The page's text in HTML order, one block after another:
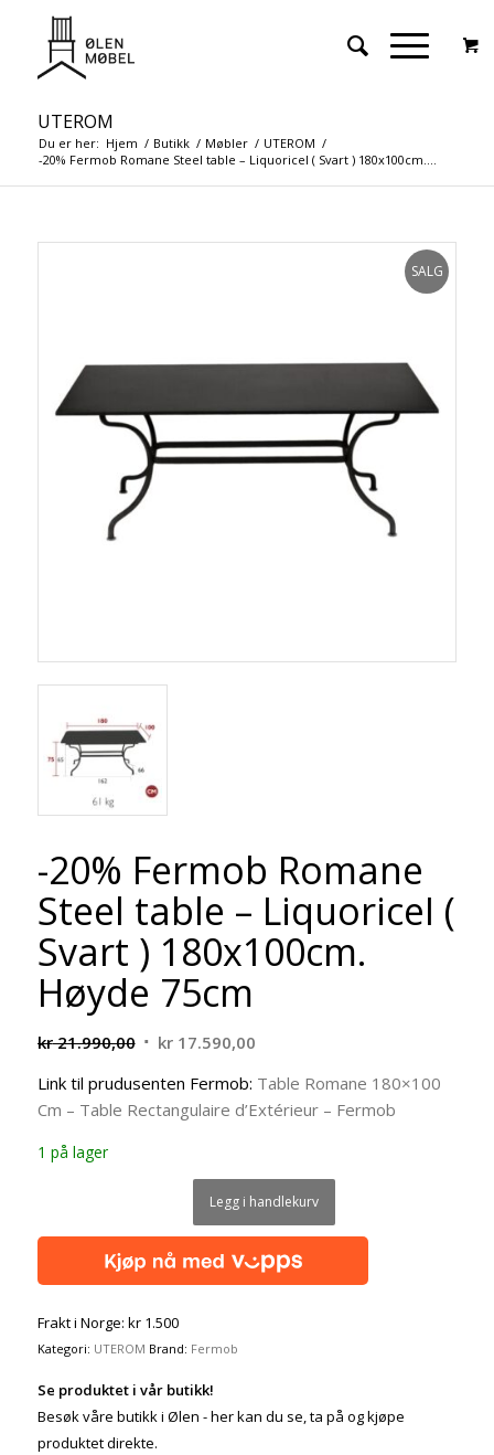
UTEROM
Du er her: Hjem / Butikk / Møbler / UTEROM /
-20% Fermob Romane Steel table – LiquoriceI ( Svart ) 180x100cm....
SALG
-20% Fermob Romane
Steel table – LiquoriceI (
Svart ) 180x100cm.
Høyde 75cm
kr21.990,00 Opprinnelig
var:
kr 21.990,00.
kr17.590,00Nåværende
er:
kr 17.590,00.
Link til prudusenten Fermob: Table Romane 180×100
Cm – Table Rectangulaire d’Extérieur – Fermob
1 på lager
Legg i handlekurv
Frakt i Norge: kr 1.500
Kategori: UTEROM Brand: Fermob
Se produktet i vår butikk!
Besøk våre butikk i Ølen - her kan du se, ta på og kjøpe
produktet direkte.